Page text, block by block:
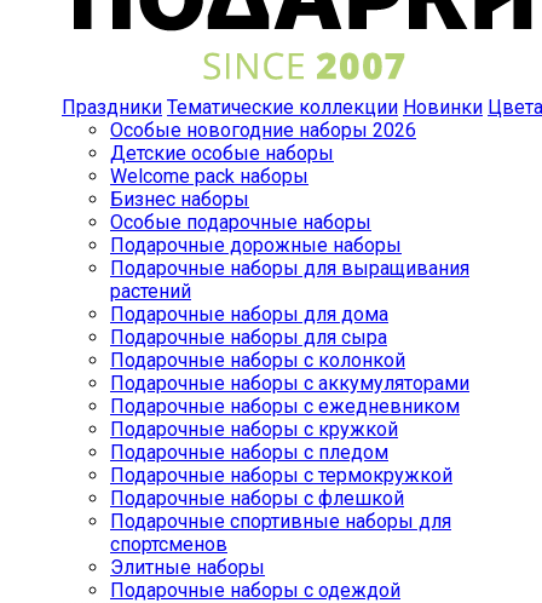
Праздники Тематические коллекции Новинки Цвета
Особые новогодние наборы 2026
Детские особые наборы
Welcome pack наборы
Бизнес наборы
Особые подарочные наборы
Подарочные дорожные наборы
Подарочные наборы для выращивания
растений
Подарочные наборы для дома
Подарочные наборы для сыра
Подарочные наборы с колонкой
Подарочные наборы с аккумуляторами
Подарочные наборы с ежедневником
Подарочные наборы с кружкой
Подарочные наборы с пледом
Подарочные наборы с термокружкой
Подарочные наборы с флешкой
Подарочные спортивные наборы для
спортсменов
Элитные наборы
Подарочные наборы с одеждой